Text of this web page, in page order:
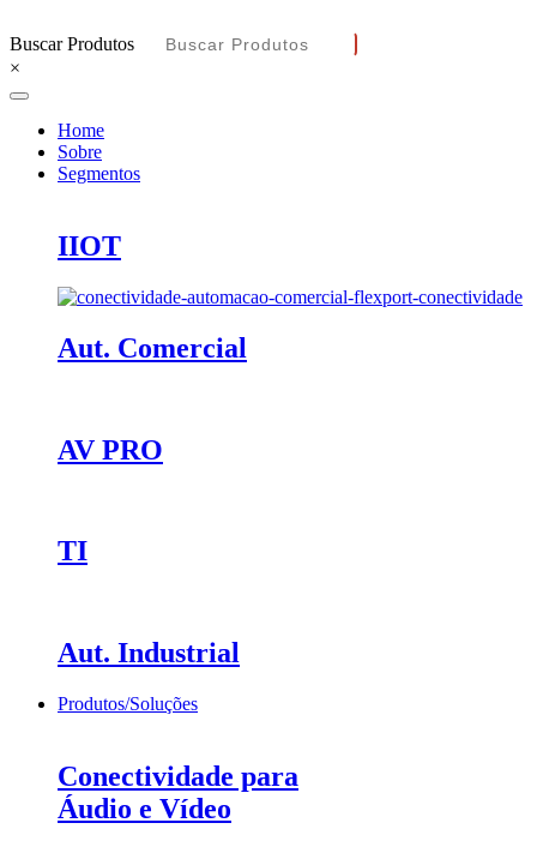
Buscar Produtos
×
Home
Sobre
Segmentos
IIOT
Aut. Comercial
AV PRO
TI
Aut. Industrial
Produtos/Soluções
Conectividade para
Áudio e Vídeo